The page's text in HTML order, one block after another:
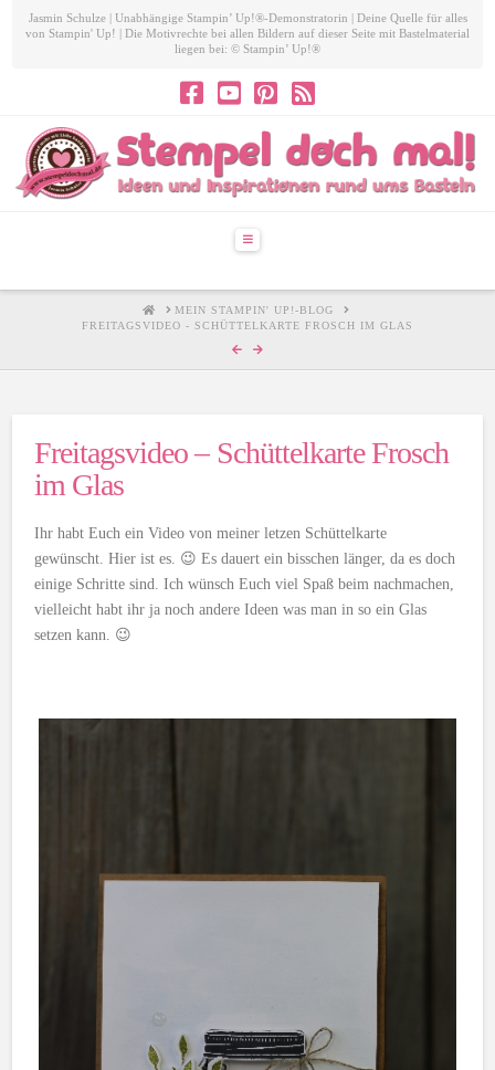
Jasmin Schulze | Unabhängige Stampin’ Up!®-Demonstratorin | Deine Quelle für alles
von Stampin' Up! | Die Motivrechte bei allen Bildern auf dieser Seite mit Bastelmaterial
liegen bei: © Stampin’ Up!®
Navigation
HOMEMEIN STAMPIN' UP!-BLOG
FREITAGSVIDEO - SCHÜTTELKARTE FROSCH IM GLAS
Freitagsvideo – Schüttelkarte Frosch
im Glas
Ihr habt Euch ein Video von meiner letzen Schüttelkarte
gewünscht. Hier ist es. 😉 Es dauert ein bisschen länger, da es doch
einige Schritte sind. Ich wünsch Euch viel Spaß beim nachmachen,
vielleicht habt ihr ja noch andere Ideen was man in so ein Glas
setzen kann. 😉